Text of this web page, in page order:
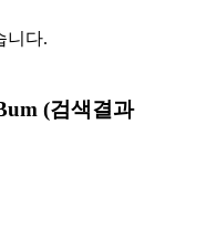
니다.
(검색결과